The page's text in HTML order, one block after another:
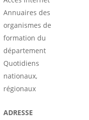
Annuaires des
organismes de
formation du
département
Quotidiens
nationaux,
régionaux
ADRESSE